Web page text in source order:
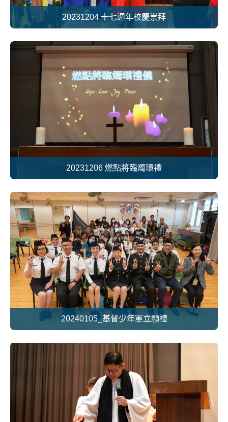
20231204 十七週年校慶祟拜
20231206 燃點將臨燭環禮
20240105_基督少年軍立願禮